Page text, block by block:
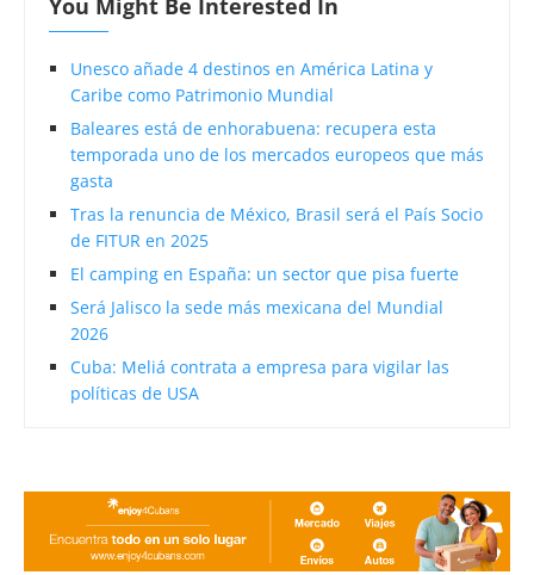
You Might Be Interested In
Unesco añade 4 destinos en América Latina y
Caribe como Patrimonio Mundial
Baleares está de enhorabuena: recupera esta
temporada uno de los mercados europeos que más
gasta
Tras la renuncia de México, Brasil será el País Socio
de FITUR en 2025
El camping en España: un sector que pisa fuerte
Será Jalisco la sede más mexicana del Mundial
2026
Cuba: Meliá contrata a empresa para vigilar las
políticas de USA